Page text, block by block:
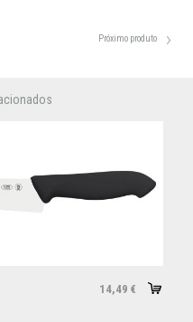
Próximo produto
14,49 €